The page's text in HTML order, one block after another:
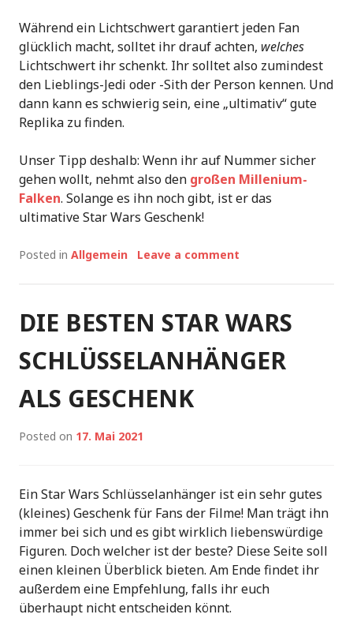
Während ein Lichtschwert garantiert jeden Fan
glücklich macht, solltet ihr drauf achten, welches
Lichtschwert ihr schenkt. Ihr solltet also zumindest
den Lieblings-Jedi oder -Sith der Person kennen. Und
dann kann es schwierig sein, eine „ultimativ“ gute
Replika zu finden.
Unser Tipp deshalb: Wenn ihr auf Nummer sicher
gehen wollt, nehmt also den großen Millenium-
Falken. Solange es ihn noch gibt, ist er das
ultimative Star Wars Geschenk!
Posted in Allgemein Leave a comment
DIE BESTEN STAR WARS
SCHLÜSSELANHÄNGER
ALS GESCHENK
Posted on 17. Mai 2021
Ein Star Wars Schlüsselanhänger ist ein sehr gutes
(kleines) Geschenk für Fans der Filme! Man trägt ihn
immer bei sich und es gibt wirklich liebenswürdige
Figuren. Doch welcher ist der beste? Diese Seite soll
einen kleinen Überblick bieten. Am Ende findet ihr
außerdem eine Empfehlung, falls ihr euch
überhaupt nicht entscheiden könnt.